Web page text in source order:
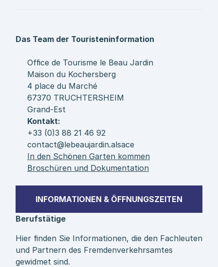
Das Team der Touristeninformation
Office de Tourisme le Beau Jardin
Maison du Kochersberg
4 place du Marché
67370 TRUCHTERSHEIM
Grand-Est
Kontakt:
+33 (0)3 88 21 46 92
contact@lebeaujardin.alsace
In den Schönen Garten kommen
Broschüren und Dokumentation
INFORMATIONEN & ÖFFNUNGSZEITEN
Berufstätige
Hier finden Sie Informationen, die den Fachleuten
und Partnern des Fremdenverkehrsamtes
gewidmet sind.